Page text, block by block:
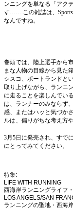
ンニングを単なる「アク
す…….この雑誌は、Sports
なんですね。
巻頭では、陸上選手から
まな人物の目線から見た
シスコ、ポートランドと
取り上げながら、ランニ
に走ることを楽しんでい
は、ランナーのみならず
感、またはハッと気づか
ルは、偏りがちな考え方
3月5日に発売され、すで
にとってみてください。
特集:
LIFE WITH RUNNING
西海岸ランニングライフ
LOS ANGELS/SAN
ランニングの聖地・西海